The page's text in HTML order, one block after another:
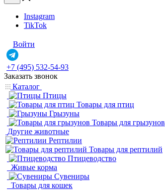
Instagram
TikTok
Войти
+7 (495) 532-54-93
Заказать звонок
Каталог
Птицы
Товары для птиц
Грызуны
Товары для грызунов
Другие животные
Рептилии
Товары для рептилий
Птицеводство
Живые корма
Сувениры
Товары для кошек